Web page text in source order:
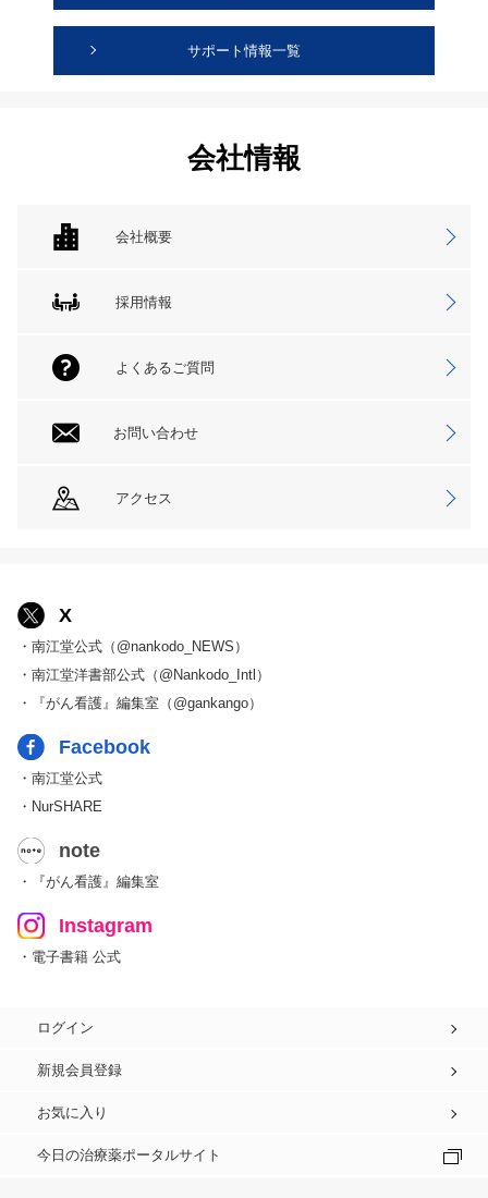
サポート情報一覧
会社情報
会社概要
採用情報
よくあるご質問
お問い合わせ
アクセス
X
・南江堂公式（@nankodo_NEWS）
・南江堂洋書部公式（@Nankodo_Intl）
・『がん看護』編集室（@gankango）
Facebook
・南江堂公式
・NurSHARE
note
・『がん看護』編集室
Instagram
・電子書籍 公式
ログイン
新規会員登録
お気に入り
今日の治療薬ポータルサイト